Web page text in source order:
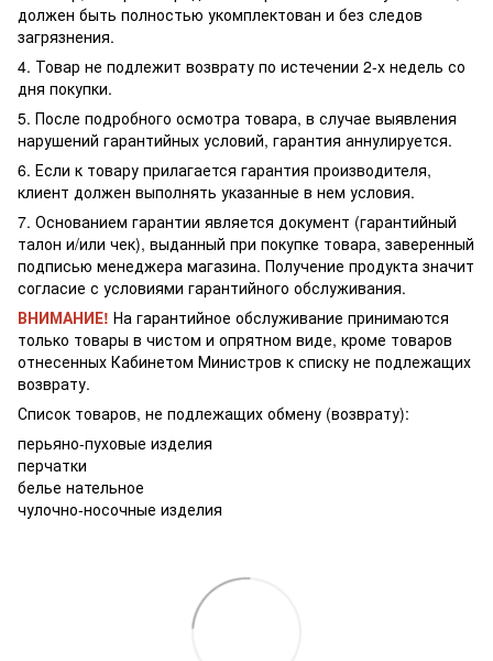
должен быть полностью укомплектован и без следов
загрязнения.
4. Товар не подлежит возврату по истечении 2-х недель со
дня покупки.
5. После подробного осмотра товара, в случае выявления
нарушений гарантийных условий, гарантия аннулируется.
6. Если к товару прилагается гарантия производителя,
клиент должен выполнять указанные в нем условия.
7. Основанием гарантии является документ (гарантийный
талон и/или чек), выданный при покупке товара, заверенный
подписью менеджера магазина. Получение продукта значит
согласие с условиями гарантийного обслуживания.
ВНИМАНИЕ! На гарантийное обслуживание принимаются
только товары в чистом и опрятном виде, кроме товаров
отнесенных Кабинетом Министров к списку не подлежащих
возврату.
Список товаров, не подлежащих обмену (возврату):
перьяно-пуховые изделия
перчатки
белье нательное
чулочно-носочные изделия